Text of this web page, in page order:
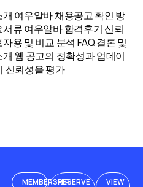
여우알바 채용공고 확인 방
류 여우알바 합격후기 신뢰
용 및 비교 분석 FAQ 결론 및
웹 공고의 정확성과 업데이
신뢰성을 평가
MEMBERSHIPRESERVE
VIEW